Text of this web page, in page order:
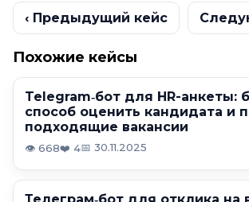
‹ Предыдущий кейс
Похожие кейсы
Telegram‑бот для HR-анкеты:
способ оценить кандидата и
подходящие вакансии
👁️ 668❤️ 4📅 30.11.2025